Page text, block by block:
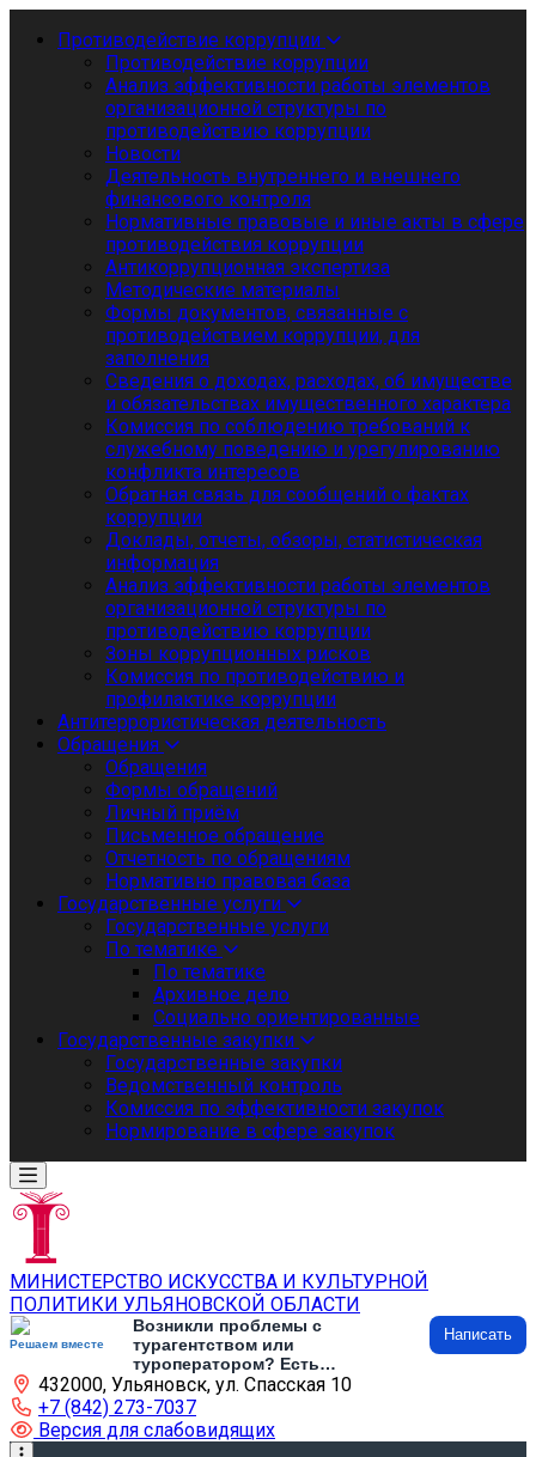
Противодействие коррупции
Противодействие коррупции
Анализ эффективности работы элементов
организационной структуры по
противодействию коррупции
Новости
Деятельность внутреннего и внешнего
финансового контроля
Нормативные правовые и иные акты в сфере
противодействия коррупции
Антикоррупционная экспертиза
Методические материалы
Формы документов, связанные с
противодействием коррупции, для
заполнения
Сведения о доходах, расходах, об имуществе
и обязательствах имущественного характера
Комиссия по соблюдению требований к
служебному поведению и урегулированию
конфликта интересов
Обратная связь для сообщений о фактах
коррупции
Доклады, отчеты, обзоры, статистическая
информация
Анализ эффективности работы элементов
организационной структуры по
противодействию коррупции
Зоны коррупционных рисков
Комиссия по противодействию и
профилактике коррупции
Антитеррористическая деятельность
Обращения
Обращения
Формы обращений
Личный приём
Письменное обращение
Отчетность по обращениям
Нормативно правовая база
Государственные услуги
Государственные услуги
По тематике
По тематике
Архивное дело
Социально ориентированные
Государственные закупки
Государственные закупки
Ведомственный контроль
Комиссия по эффективности закупок
Нормирование в сфере закупок
МИНИСТЕРСТВО ИСКУССТВА И КУЛЬТУРНОЙ
ПОЛИТИКИ УЛЬЯНОВСКОЙ ОБЛАСТИ
Решаем вместе
Возникли проблемы с
турагентством или
туроператором? Есть
предложения по развитию
туризма и туристической
инфраструктуры? Напишите об
этом
Написать
432000, Ульяновск, ул. Спасская 10
+7 (842) 273-7037
Версия для слабовидящих